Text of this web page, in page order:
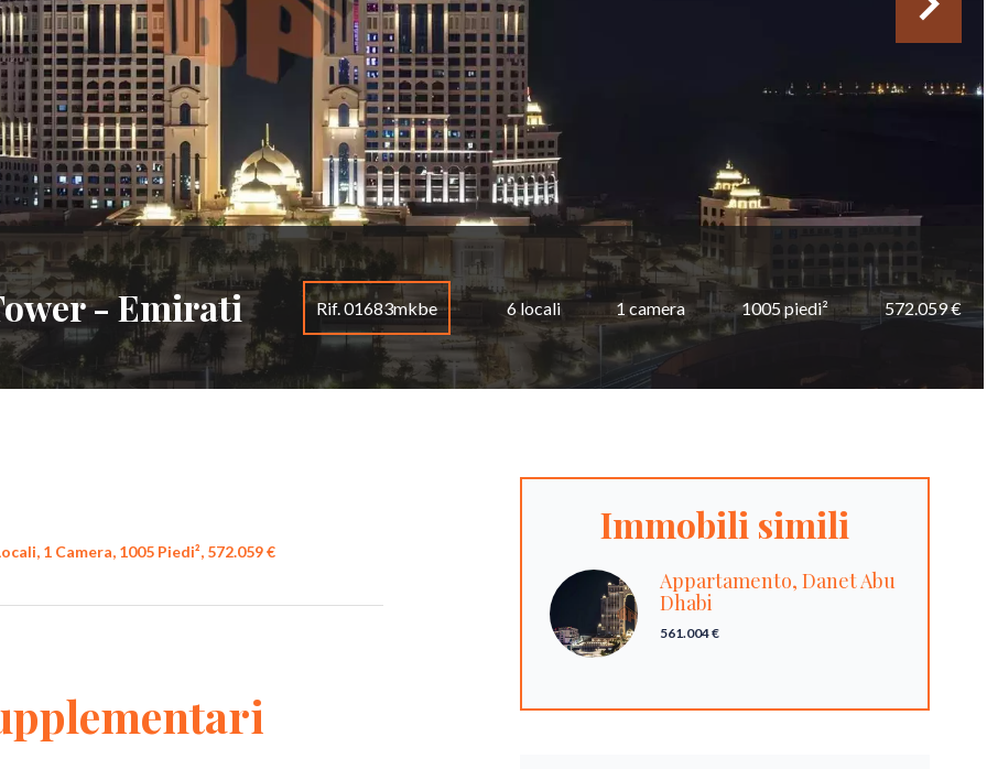
- Emirati
Rif. 01683mkbe 6 locali 1 camera 1005 piedi² 572.059 €
1 Camera, 1005 Piedi², 572.059 €
Immobili simili
Appartamento, Danet Abu
Dhabi
561.004 €